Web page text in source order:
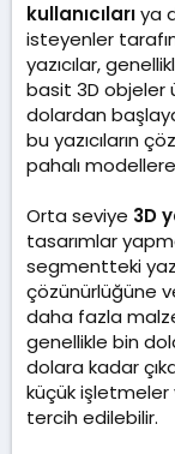
kullanıcılarıya
isteyenler
yazıcılar,
basit 3D objeler
dolardan
bu yazıcıların
pahalı
Orta seviye 3D
tasarımlar
segmentteki
çözünürlüğüne
daha fazla
genellikle bin
dolara kadar
küçük işletmeler
tercih edilebilir.